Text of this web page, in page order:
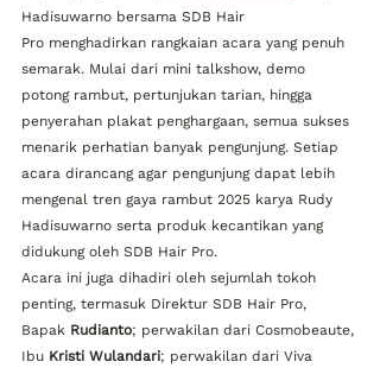
Hadisuwarno bersama SDB Hair
Pro menghadirkan rangkaian acara yang penuh
semarak. Mulai dari mini talkshow, demo
potong rambut, pertunjukan tarian, hingga
penyerahan plakat penghargaan, semua sukses
menarik perhatian banyak pengunjung. Setiap
acara dirancang agar pengunjung dapat lebih
mengenal tren gaya rambut 2025 karya Rudy
Hadisuwarno serta produk kecantikan yang
didukung oleh SDB Hair Pro.
Acara ini juga dihadiri oleh sejumlah tokoh
penting, termasuk Direktur SDB Hair Pro,
Bapak Rudianto; perwakilan dari Cosmobeaute,
Ibu Kristi Wulandari; perwakilan dari Viva